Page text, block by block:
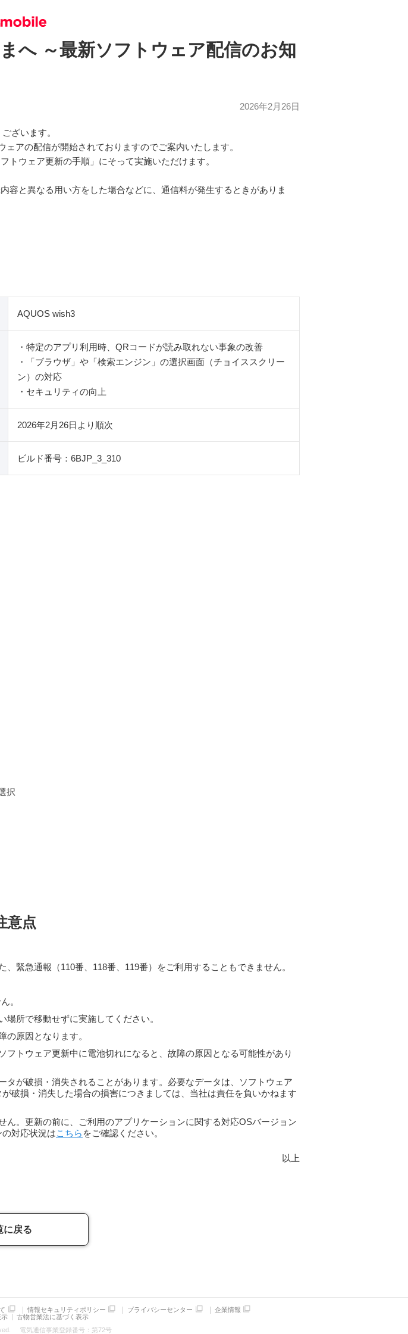
SEARCH
へ ～最新ソフトウェア配信のお知
2026年2月26日
ざいます。
アの配信が開始されておりますのでご案内いたします。
トウェア更新の手順」にそって実施いただけます。
と異なる用い方をした場合などに、通信料が発生するときがありま
AQUOS wish3
・特定のアプリ利用時、QRコードが読み取れない事象の改善
・「ブラウザ」や「検索エンジン」の選択画面（チョイススクリー
ン）の対応
・セキュリティの向上
2026年2月26日より順次
ビルド番号：6BJP_3_310
択
意点
緊急通報（110番、118番、119番）をご利用することもできません。
。
所で移動せずに実施してください。
の原因となります。
トウェア更新中に電池切れになると、故障の原因となる可能性があり
が破損・消失されることがあります。必要なデータは、ソフトウェア
破損・消失した場合の損害につきましては、当社は責任を負いかねます
。更新の前に、ご利用のアプリケーションに関する対応OSバージョン
対応状況はこちら をご確認ください。
以上
に戻る
情報セキュリティポリシー プライバシーセンター
企業情報
古物営業法に基づく表示
電気通信事業登録番号：第72号